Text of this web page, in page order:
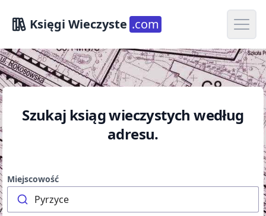
Księgi Wieczyste .com Open
Szukaj ksiąg wieczystych według
adresu.
Miejscowość
Pyrzyce